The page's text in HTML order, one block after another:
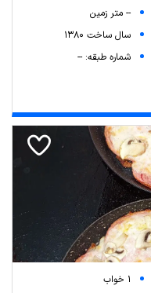
-- متر زمین
سال ساخت 1380
شماره طبقه: --
1 خواب